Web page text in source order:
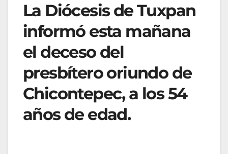
La Diócesis de Tuxpan
informó esta mañana
el deceso del
presbítero oriundo de
Chicontepec, a los 54
años de edad.